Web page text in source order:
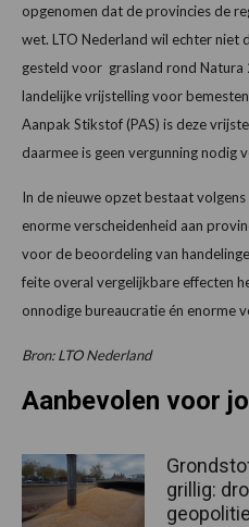
opgenomen dat de provincies de
wet. LTO Nederland wil echter niet
gesteld voor grasland rond Natura
landelijke vrijstelling voor
Aanpak Stikstof (PAS) is deze
daarmee is geen vergunning nodig
In de nieuwe opzet bestaat
enorme verscheidenheid aan
voor de beoordeling van
feite overal vergelijkbare effecten
onnodige bureaucratie én enorme
Bron: LTO Nederland
Aanbevolen voor
grillig: